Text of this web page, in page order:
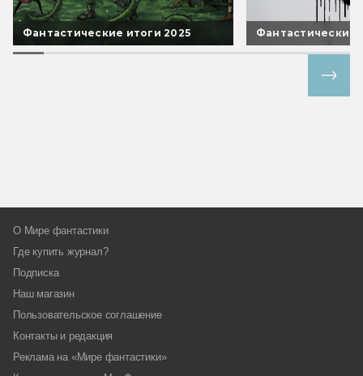
Фантастические итоги 2025 Фантастические
О Мире фантастики
Где купить журнал?
Подписка
Наш магазин
Пользовательское соглашение
Контакты и редакция
Реклама на «Мире фантастики»